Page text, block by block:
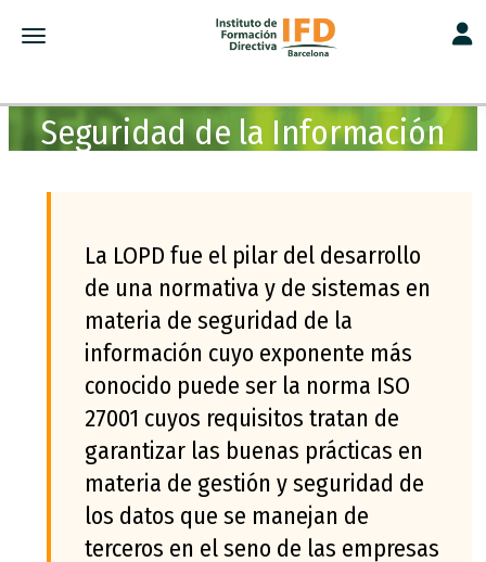
Toggle navigation
Seguridad de la Información
La LOPD fue el pilar del desarrollo
de una normativa y de sistemas en
materia de seguridad de la
información cuyo exponente más
conocido puede ser la norma ISO
27001 cuyos requisitos tratan de
garantizar las buenas prácticas en
materia de gestión y seguridad de
los datos que se manejan de
terceros en el seno de las empresas